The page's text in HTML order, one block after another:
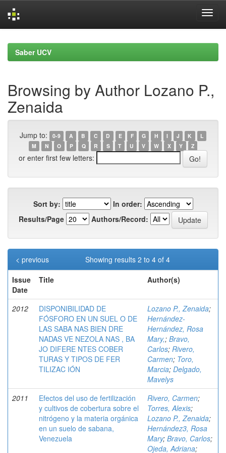
navigationSaber UCV
Browsing by Author Lozano P.,
Zenaida
Jump to: 0-9 A B C D E F G H I J K
L
M
N O P Q R S T U V W X Y Z
or enter first few letters:
Sort by:
In order:
Results/Page
Authors/Record:
Showing results 2 to 4 of 4
< previous
Issue
Date
Title Author(s)
2012
DISPONIBILIDAD DE
FÓSFORO EN UN SUEL O DE
LAS SABA NAS BIEN DRE
NADAS VE NEZOLA NAS , BA
JO DIFERE NTES COBER
TURAS Y TIPOS DE FER
TILIZAC IÓN
Lozano P., Zenaida;
Hernández-
Hernández, Rosa
Mary,; Bravo,
Carlos; Rivero,
Carmen; Toro,
Marcia; Delgado,
Mavelys
2011
Efectos del uso de fertilización
y cultivos de cobertura sobre el
nitrógeno y la materia orgánica
en un suelo de sabana,
Venezuela
Rivero, Carmen;
Torres, Alexis;
Lozano P., Zenaida;
Hernández3, Rosa
Mary; Bravo, Carlos;
Ojeda, Adriana;